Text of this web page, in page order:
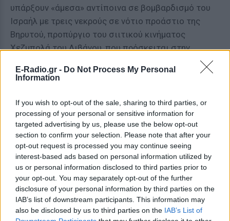
E-Radio.gr - Do Not Process My Personal
Information
If you wish to opt-out of the sale, sharing to third parties, or
processing of your personal or sensitive information for
targeted advertising by us, please use the below opt-out
section to confirm your selection. Please note that after your
opt-out request is processed you may continue seeing
interest-based ads based on personal information utilized by
us or personal information disclosed to third parties prior to
your opt-out. You may separately opt-out of the further
disclosure of your personal information by third parties on the
IAB’s list of downstream participants. This information may
also be disclosed by us to third parties on the IAB’s List of
υπάρξουν «άμεσα» αντίποινα σε βομβαρδισμό του
Ισραήλ με τρεις νεκρούς σε νότιο προάστιο της
Βηρυτού, προπύργιο του σιιτικού κινήματος
Χεζμπολά του Λιβάνου, που πρόσκειται στην
«Εξοργισμένος»
Ο Αμερικανός πρόεδρος Τραμπ είχε τονίσει
νωρίτερα μέσω Truth Social ότι η επιδρομή του
Ισραήλ «δεν έπρεπε να είχε γίνει, ειδικά αυτή την
ιδιαίτερη ημέρα» – χθες γιόρταζε τα 80ά του
γενέθλια.
Δήλωσε «εξοργισμένος» στον ειδησεογραφικό
ιστότοπο Axios, τονίζοντας πως επέκρινε για το
πλήγμα τον Ισραηλινό πρωθυπουργό Μπενιαμίν